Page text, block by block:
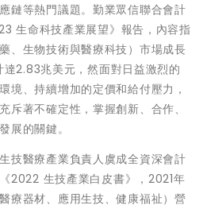
鏈等熱門議題。勤業眾信聯合會計
生命科技產業展望》報告，內容指
、生物技術與醫療科技）市場成長
2.83兆美元，然面對日益激烈的
境、持續增加的定價和給付壓力，
斥著不確定性，掌握創新、合作、
展的關鍵。
技醫療產業負責人虞成全資深會計
2022 生技產業白皮書》，2021年
療器材、應用生技、健康福祉）營